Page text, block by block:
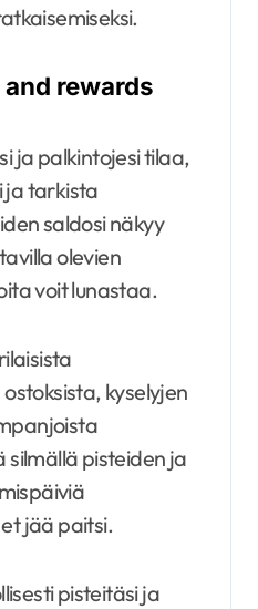
rewards
ja palkintojesi tilaa,
ja tarkista
saldosi näkyy
olevien
voit lunastaa.
kyselyjen
silmällä pisteiden ja
jää paitsi.
pisteitäsi ja